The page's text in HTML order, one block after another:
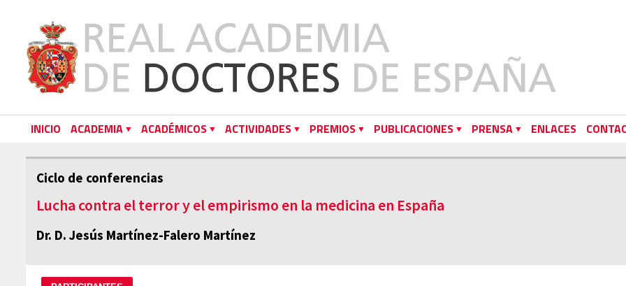
INICIO ACADEMIA ACADÉMICOS ACTIVIDADES PREMIOS PUBLICACIONES PRENSA ENLACES
Ciclo de conferencias
Lucha contra el terror y el empirismo en la medicina en España
Dr. D. Jesús Martínez-Falero Martínez